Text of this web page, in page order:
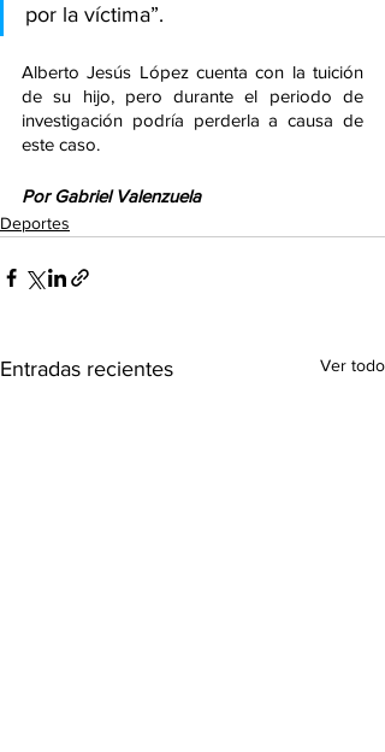
por la víctima”.
Alberto Jesús López cuenta con la tuición
de su hijo, pero durante el periodo de
investigación podría perderla a causa de
este caso.
Por Gabriel Valenzuela
Deportes
Entradas recientes Ver todo